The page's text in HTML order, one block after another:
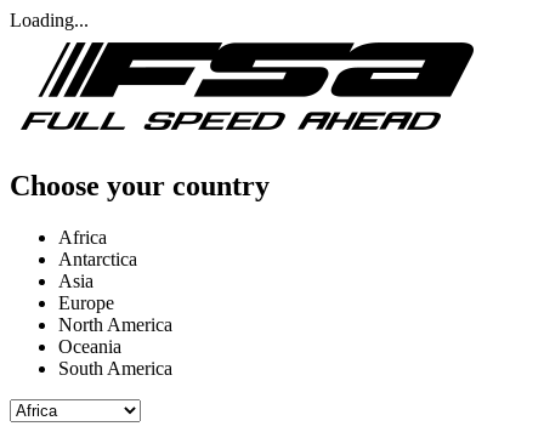
Loading...
Choose your country
Africa
Antarctica
Asia
Europe
North America
Oceania
South America